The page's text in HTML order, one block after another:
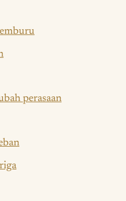
perasaan